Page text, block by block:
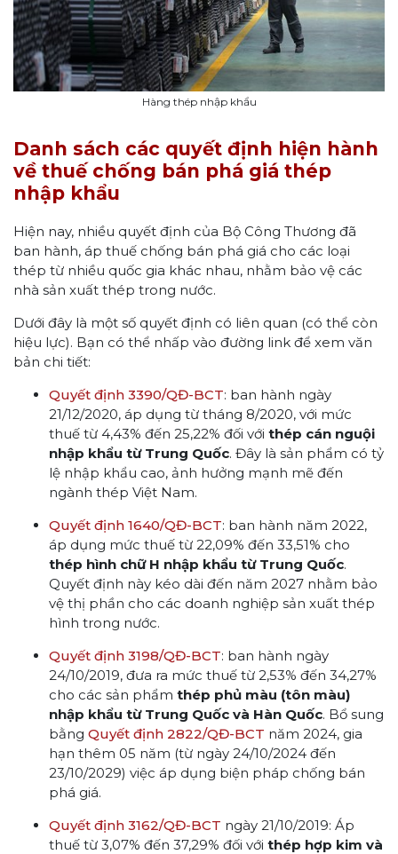
Hàng thép nhập khẩu
Danh sách các quyết định hiện hành
về thuế chống bán phá giá thép
nhập khẩu
Hiện nay, nhiều quyết định của Bộ Công Thương đã
ban hành, áp thuế chống bán phá giá cho các loại
thép từ nhiều quốc gia khác nhau, nhằm bảo vệ các
nhà sản xuất thép trong nước.
Dưới đây là một số quyết định có liên quan (có thể còn
hiệu lực). Bạn có thể nhấp vào đường link để xem văn
bản chi tiết:
Quyết định 3390/QĐ-BCT: ban hành ngày
21/12/2020, áp dụng từ tháng 8/2020, với mức
thuế từ 4,43% đến 25,22% đối với thép cán nguội
nhập khẩu từ Trung Quốc. Đây là sản phẩm có tỷ
lệ nhập khẩu cao, ảnh hưởng mạnh mẽ đến
ngành thép Việt Nam.
Quyết định 1640/QĐ-BCT: ban hành năm 2022,
áp dụng mức thuế từ 22,09% đến 33,51% cho
thép hình chữ H nhập khẩu từ Trung Quốc.
Quyết định này kéo dài đến năm 2027 nhằm bảo
vệ thị phần cho các doanh nghiệp sản xuất thép
hình trong nước.
Quyết định 3198/QĐ-BCT: ban hành ngày
24/10/2019, đưa ra mức thuế từ 2,53% đến 34,27%
cho các sản phẩm thép phủ màu (tôn màu)
nhập khẩu từ Trung Quốc và Hàn Quốc. Bổ sung
bằng Quyết định 2822/QĐ-BCT năm 2024, gia
hạn thêm 05 năm (từ ngày 24/10/2024 đến
23/10/2029) việc áp dụng biện pháp chống bán
phá giá.
Quyết định 3162/QĐ-BCT ngày 21/10/2019: Áp
thuế từ 3,07% đến 37,29% đối với thép hợp kim và